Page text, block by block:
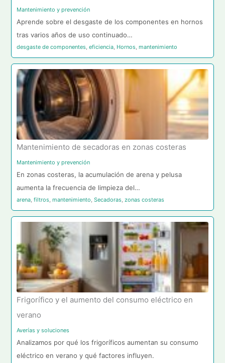
Mantenimiento y prevención
Aprende sobre el desgaste de los componentes en hornos
tras varios años de uso continuado…
desgaste de componentes,eficiencia, Hornos,mantenimiento
Mantenimiento de secadoras en zonas costeras
Mantenimiento y prevención
En zonas costeras, la acumulación de arena y pelusa
aumenta la frecuencia de limpieza del…
arena,filtros,mantenimiento,Secadoras,zonas costeras
Frigorífico y el aumento del consumo eléctrico en
verano
Averías y soluciones
Analizamos por qué los frigoríficos aumentan su consumo
eléctrico en verano y qué factores influyen.